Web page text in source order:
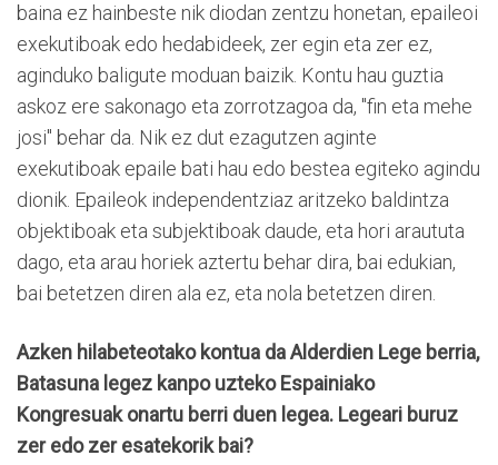
baina ez hainbeste nik diodan zentzu honetan, epaileoi
exekutiboak edo hedabideek, zer egin eta zer ez,
aginduko baligute moduan baizik. Kontu hau guztia
askoz ere sakonago eta zorrotzagoa da, "fin eta mehe
josi" behar da. Nik ez dut ezagutzen aginte
exekutiboak epaile bati hau edo bestea egiteko agindu
dionik. Epaileok independentziaz aritzeko baldintza
objektiboak eta subjektiboak daude, eta hori araututa
dago, eta arau horiek aztertu behar dira, bai edukian,
bai betetzen diren ala ez, eta nola betetzen diren.
Azken hilabeteotako kontua da Alderdien Lege berria,
Batasuna legez kanpo uzteko Espainiako
Kongresuak onartu berri duen legea. Legeari buruz
zer edo zer esatekorik bai?